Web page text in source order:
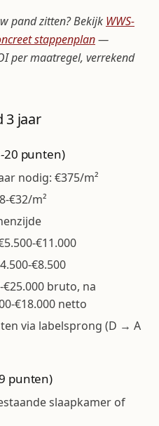
pand zitten? Bekijk WWS-
stappenplan—
per maatregel, verrekend
3 jaar
20 punten)
nodig: €375/m²
€32/m²
€11.000
€8.500
€25.000 bruto, na
€18.000 netto
via labelsprong (D → A
punten)
slaapkamer of